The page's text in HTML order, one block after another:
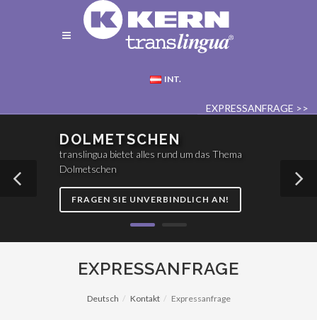
INT.
EXPRESSANFRAGE >>
DOLMETSCHEN
translingua bietet alles rund um das Thema
Dolmetschen
FRAGEN SIE UNVERBINDLICH AN!
EXPRESSANFRAGE
Deutsch Kontakt Expressanfrage